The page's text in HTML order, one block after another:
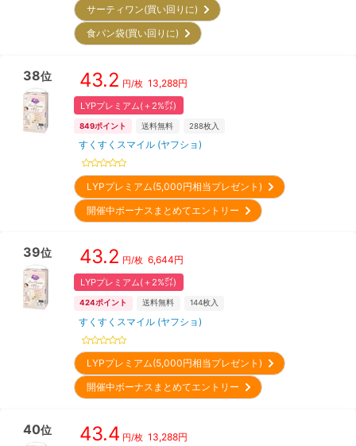
サーティワン(買い回りに)
食パン袋(買い回りに)
38位 43.2 円/枚 13,288円
LYPプレミアム(＋2%㌽)
849ポイント 送料無料 288枚入
すくすくスマイル (ヤフショ)
LYPプレミアム(5,000円相当プレゼント)
開催中ボーナスまとめてエントリー
39位 43.2 円/枚 6,644円
LYPプレミアム(＋2%㌽)
424ポイント 送料無料 144枚入
すくすくスマイル (ヤフショ)
LYPプレミアム(5,000円相当プレゼント)
開催中ボーナスまとめてエントリー
40位 43.4 円/枚 13,288円